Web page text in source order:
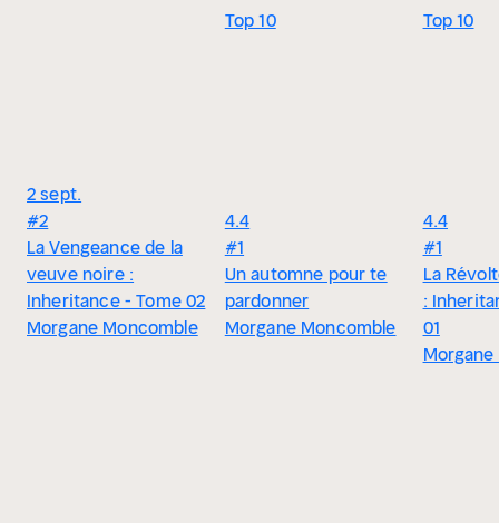
2 sept.
#2
La Vengeance de la
veuve noire :
Inheritance - Tome 02
Morgane Moncomble
Top 10
4.4
#1
Un automne pour te
pardonner
Morgane Moncomble
Top 10
4.4
#1
La
:
01